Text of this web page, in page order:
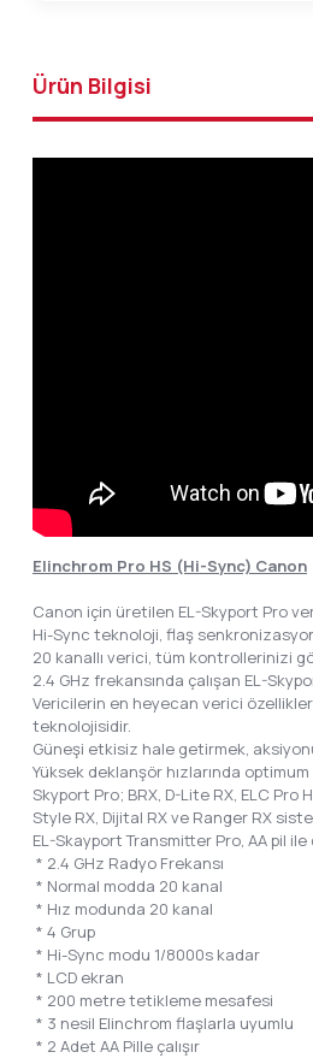
Ürün Bilgisi
Elinchrom Pro HS (Hi-Sync) Canon
Canon için üretilen EL-Skyport Pro
Hi-Sync teknoloji, flaş senkronizasyon
20 kanallı verici, tüm kontrollerinizi
2.4 GHz frekansında çalışan EL-
Vericilerin en heyecan verici
teknolojisidir.
Güneşi etkisiz hale getirmek,
Yüksek deklanşör hızlarında
Skyport Pro; BRX, D-Lite RX, ELC Pro
Style RX, Dijital RX ve Ranger RX
EL-Skayport Transmitter Pro, AA pil
* 2.4 GHz Radyo Frekansı
* Normal modda 20 kanal
* Hız modunda 20 kanal
* 4 Grup
* Hi-Sync modu 1/8000s kadar
* LCD ekran
* 200 metre tetikleme mesafesi
* 3 nesil Elinchrom flaşlarla uyumlu
* 2 Adet AA Pille çalışır